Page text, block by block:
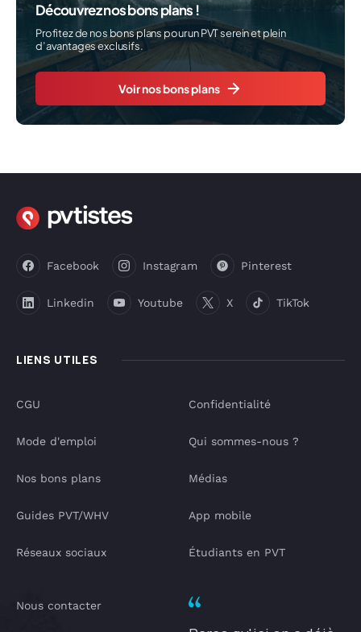
Découvrez nos bons plans !
Profitez de nos bons plans pour un PVT serein et plein
d’avantages exclusifs.
Voir nos bons plans
LIENS UTILES
Facebook Instagram Pinterest
Linkedin Youtube X TikTok
CGU
Mode d'emploi
Nos bons plans
Guides PVT/WHV
Réseaux sociaux
Confidentialité
Qui sommes-nous ?
Médias
App mobile
Étudiants en PVT
Nous contacter